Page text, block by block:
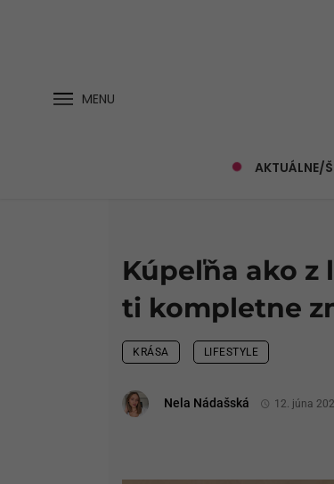
MENU
AKTUÁLNE/
Kúpeľňa ako z
ti kompletne
KRÁSA LIFESTYLE
Nela Nádašská 12. júna